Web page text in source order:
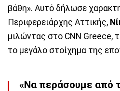
βάθη». Αυτό δήλωσε
Περιφερειάρχης Αττικής,
μιλώντας στο CNN Greece,
το μεγάλο στοίχημα της
«Να περάσουμε από